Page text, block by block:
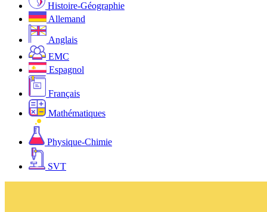
Histoire-Géographie
Allemand
Anglais
EMC
Espagnol
Français
Mathématiques
Physique-Chimie
SVT